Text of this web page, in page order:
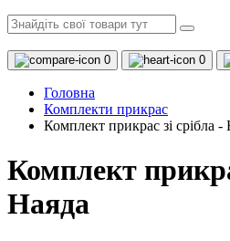
0 0
Головна
Комплекти прикрас
Комплект прикрас зі срібла -
Комплект
Наяда